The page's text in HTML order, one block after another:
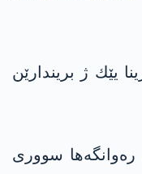
یێك ژ بریندارێن
رەوانگەها سووری